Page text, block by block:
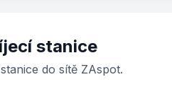
stanice
do sítě ZAspot.